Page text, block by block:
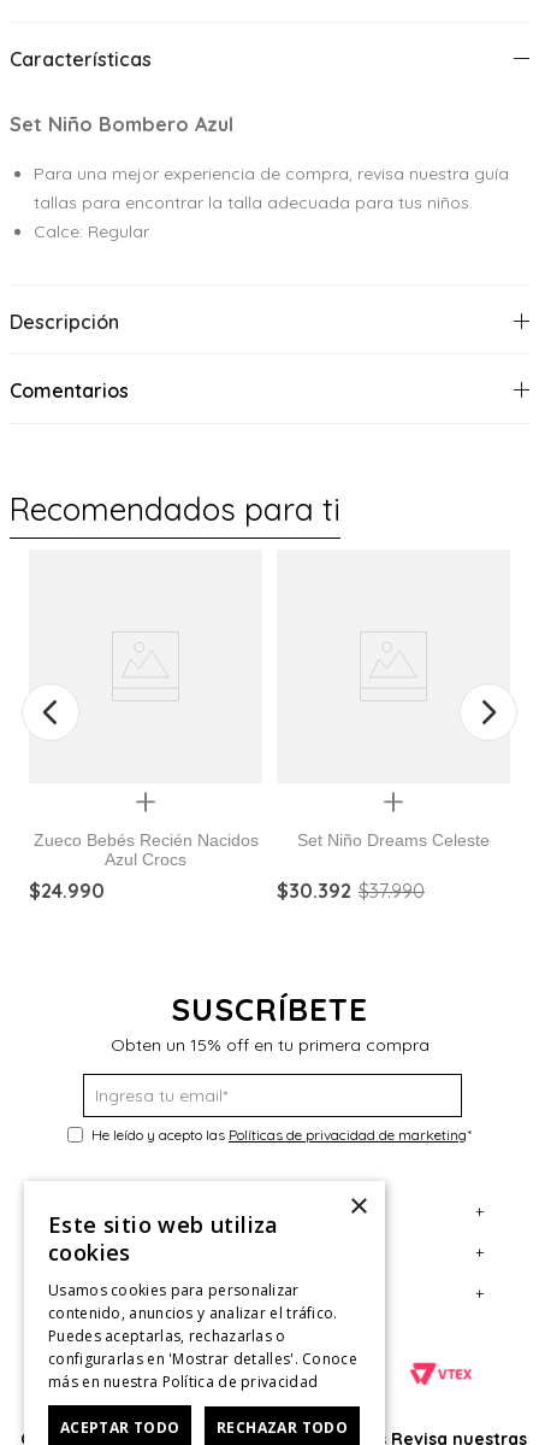
Características
Set Niño Bombero Azul
Para una mejor experiencia de compra, revisa nuestra guía
tallas para encontrar la talla adecuada para tus niños.
Calce: Regular
Descripción
Comentarios
Recomendados para ti
Quickview
Zueco Bebés Recién Nacidos
Azul Crocs
$24.990
Quickview
Set Niño Dreams Celeste
$30.392 $37.990
SUSCRÍBETE
Obten un 15% off en tu primera compra
He leído y acepto las Políticas de privacidad de marketing*
Servicio al Consumidor +
Centro de Ayuda
Contáctanos
Giftcard
Retiro en tienda
Tiendas
Legal +
Términos y Condiciones
Políticas de Despacho
Cambios, Retracto y Garantía
Políticas de Privacidad
Cuenta +
Mi Cuenta
Sigue tu compra
Historial de Compras
Oficina: Av. Las Condes #11281 - Las Condes Revisa nuestras
×
Este sitio web utiliza
cookies
Usamos cookies para personalizar
contenido, anuncios y analizar el tráfico.
Puedes aceptarlas, rechazarlas o
configurarlas en 'Mostrar detalles'. Conoce
más en nuestra Política de privacidad
ACEPTAR TODO RECHAZAR TODO